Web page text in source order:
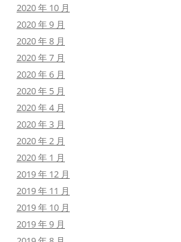
2020 年 10 月
2020 年 9 月
2020 年 8 月
2020 年 7 月
2020 年 6 月
2020 年 5 月
2020 年 4 月
2020 年 3 月
2020 年 2 月
2020 年 1 月
2019 年 12 月
2019 年 11 月
2019 年 10 月
2019 年 9 月